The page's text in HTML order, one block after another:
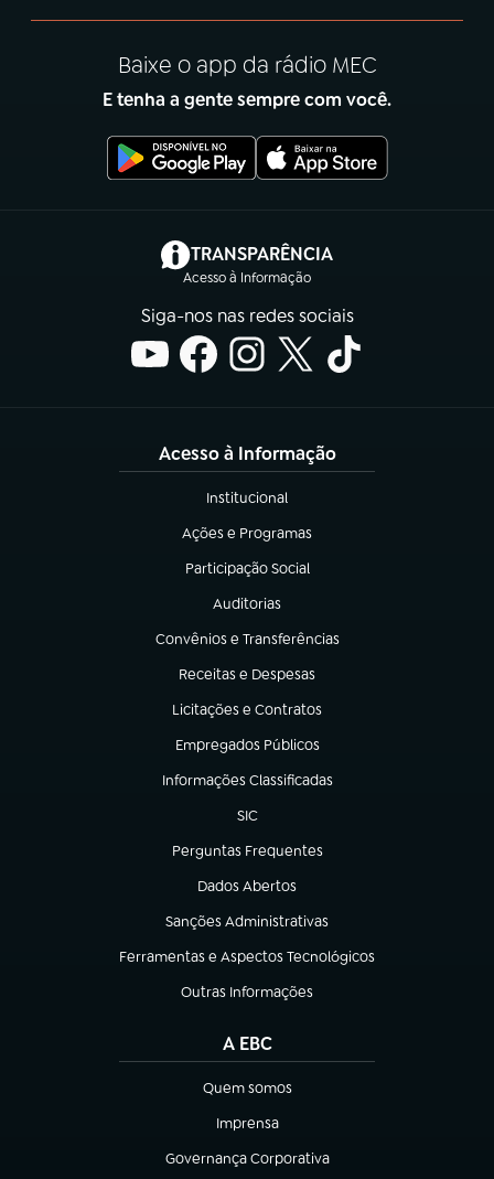
Baixe o app da rádio MEC
E tenha a gente sempre com você.
TRANSPARÊNCIA
Acesso à Informação
(abre em nova aba)
Siga-nos nas redes sociais
Acesso à Informação
Institucional
(abre em nova aba)
Ações e Programas
(abre em nova aba)
Participação Social
(abre em nova aba)
Auditorias
(abre em nova aba)
Convênios e Transferências
(abre em nova aba)
Receitas e Despesas
(abre em nova aba)
Licitações e Contratos
(abre em nova aba)
Empregados Públicos
(abre em nova aba)
Informações Classificadas
(abre em nova aba)
SIC
(abre em nova aba)
Perguntas Frequentes
(abre em nova aba)
Dados Abertos
(abre em nova aba)
Sanções Administrativas
(abre em nova aba)
Ferramentas e Aspectos Tecnológicos
(abre em nova aba)
Outras Informações
(abre em nova aba)
A EBC
Quem somos
(abre em nova aba)
Imprensa
(abre em nova aba)
Governança Corporativa
(abre em nova aba)